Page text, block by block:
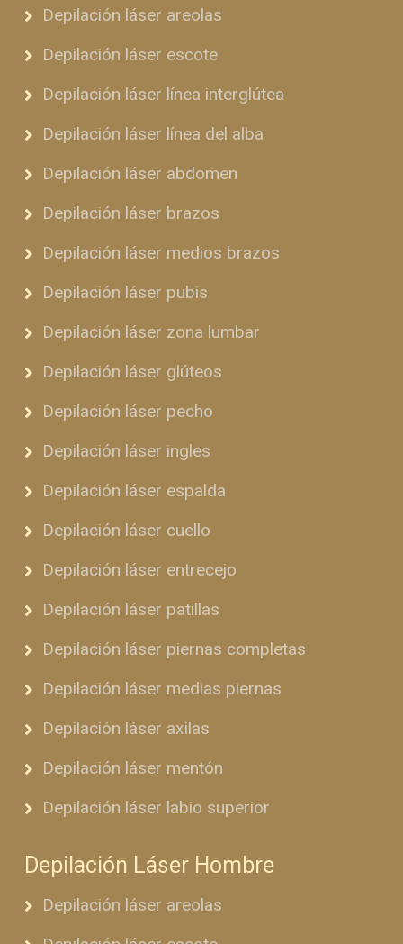
Depilación láser areolas
Depilación láser escote
Depilación láser línea interglútea
Depilación láser línea del alba
Depilación láser abdomen
Depilación láser brazos
Depilación láser medios brazos
Depilación láser pubis
Depilación láser zona lumbar
Depilación láser glúteos
Depilación láser pecho
Depilación láser ingles
Depilación láser espalda
Depilación láser cuello
Depilación láser entrecejo
Depilación láser patillas
Depilación láser piernas completas
Depilación láser medias piernas
Depilación láser axilas
Depilación láser mentón
Depilación láser labio superior
Depilación Láser Hombre
Depilación láser areolas